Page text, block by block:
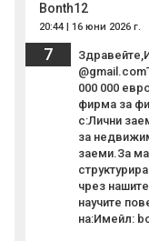
Bonth12
20:44 | 16 юни 2026 г.
7
000 000
фирма за
с:Лични
за
заеми.За
чрез
научите
на:Имейл: